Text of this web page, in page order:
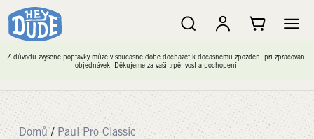
Z důvodu zvýšené poptávky může v současné době docházet k dočasnému zpoždění při zpracování
objednávek. Děkujeme za vaši trpělivost a pochopení.
Domů / Paul Pro Classic